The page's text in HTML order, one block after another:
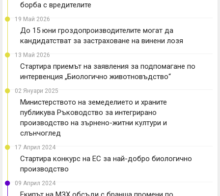
борба с вредителите
19 Май 2026
До 15 юни гроздопроизводителите могат да
кандидатстват за застраховане на винени лозя
13 Май 2026
Стартира приемът на заявления за подпомагане по
интервенция „Биологично животновъдство“
02 Януари 2025
Министерството на земеделието и храните
публикува Ръководство за интегрирано
производство на зърнено-житни култури и
слънчоглед
17 Април 2024
Стартира конкурс на ЕС за най-добро биологично
производство
09 Април 2024